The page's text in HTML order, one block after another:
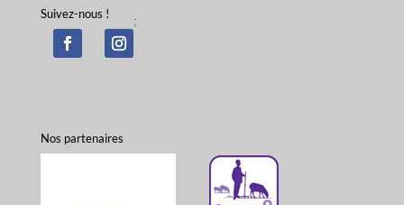
Suivez-nous ! ;
Nos partenaires